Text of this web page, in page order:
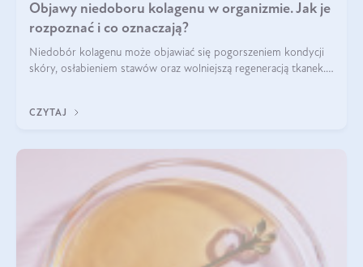
Objawy niedoboru kolagenu w organizmie. Jak je
rozpoznać i co oznaczają?
Niedobór kolagenu może objawiać się pogorszeniem kondycji
skóry, osłabieniem stawów oraz wolniejszą regeneracją tkanek.
osłabienie włosów.
CZYTAJ